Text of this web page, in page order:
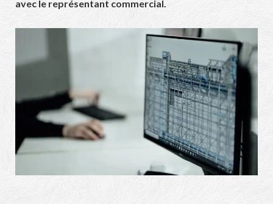
avec le représentant commercial.